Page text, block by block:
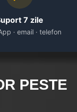
7 zile
· email · telefon
PESTE